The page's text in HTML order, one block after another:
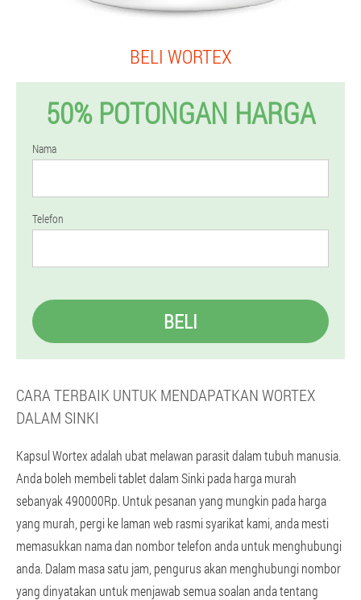
BELI WORTEX
50% POTONGAN HARGA
Nama
Telefon
BELI
CARA TERBAIK UNTUK MENDAPATKAN WORTEX
DALAM SINKI
Kapsul Wortex adalah ubat melawan parasit dalam tubuh manusia.
Anda boleh membeli tablet dalam Sinki pada harga murah
sebanyak 490000Rp. Untuk pesanan yang mungkin pada harga
yang murah, pergi ke laman web rasmi syarikat kami, anda mesti
memasukkan nama dan nombor telefon anda untuk menghubungi
anda. Dalam masa satu jam, pengurus akan menghubungi nombor
yang dinyatakan untuk menjawab semua soalan anda tentang